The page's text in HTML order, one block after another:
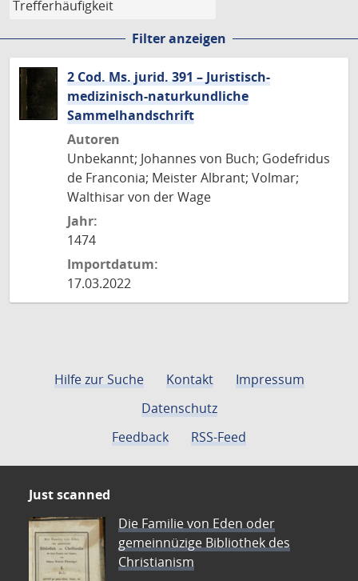
Filter anzeigen
2 Cod. Ms. jurid. 391 – Juristisch-
medizinisch-naturkundliche
Sammelhandschrift
Autoren
Unbekannt; Johannes von Buch; Godefridus
de Franconia; Meister Albrant; Volmar;
Walthisar von der Wage
Jahr:
1474
Importdatum:
17.03.2022
Hilfe zur Suche Kontakt
Impressum
Datenschutz
Feedback
RSS-Feed
Just scanned
Die Familie von Eden oder
gemeinnüzige Bibliothek des
Christianism